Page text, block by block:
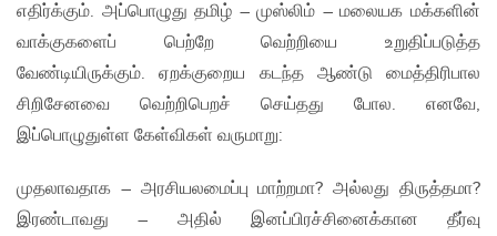
எதிர்க்கும். அப்பொழுது தமிழ் – முஸ்லிம் – மலையக மக்களின்
வாக்குகளைப் பெற்றே வெற்றியை உறுதிப்படுத்த
வேண்டியிருக்கும். ஏறக்குறைய கடந்த ஆண்டு மைத்திரிபால
சிறிசேனவை வெற்றிபெறச் செய்தது போல. எனவே,
இப்பொழுதுள்ள கேள்விகள் வருமாறு:
முதலாவதாக – அரசியலமைப்பு மாற்றமா? அல்லது திருத்தமா?
இரண்டாவது – அதில் இனப்பிரச்சினைக்கான தீர்வு